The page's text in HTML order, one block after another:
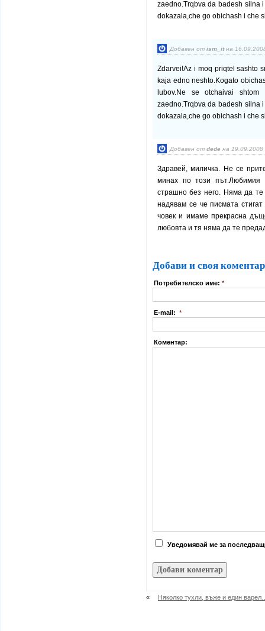
zaedno.Trqbva da badesh silna
dokazala,che go obichash i che
Добавен от ism_itна
Zdarvei!Az i moq priqtel sashto
kaja edno neshto.Kogato
lubov.Ne se otchaivai
zaedno.Trqbva da badesh silna
dokazala,che go obichash i che
Добавен от dede на
Здравей, миличка. Не се
минах по този
страшно без него. Няма да
надявам се че писмата
човек и имаме прекрасна
любовта и тя няма да те
Добави и своя коментар
Потребителско име: *
E-mail: *
Коментар:
Уведомявай ме за
« Няколко тухли, въже и един